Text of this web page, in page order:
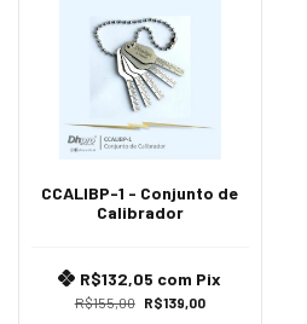
CCALIBP-1 - Conjunto de
Calibrador
R$155,00 R$139,00
R$132,05 com Pix